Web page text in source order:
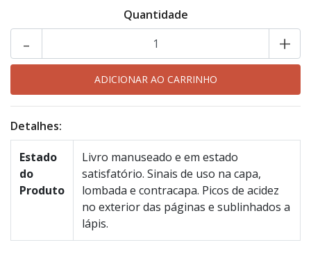
Quantidade
+
-
Detalhes:
Estado
do
Produto
Livro manuseado e em estado
satisfatório. Sinais de uso na capa,
lombada e contracapa. Picos de acidez
no exterior das páginas e sublinhados a
lápis.